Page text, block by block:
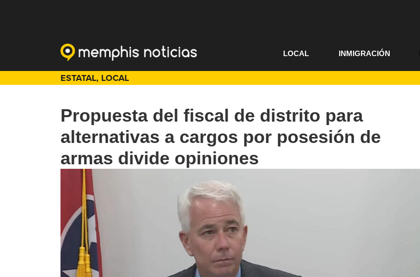
LOCAL INMIGRACIÓN
ESTATAL, LOCAL
Propuesta del fiscal de distrito para
alternativas a cargos por posesión de
armas divide opiniones